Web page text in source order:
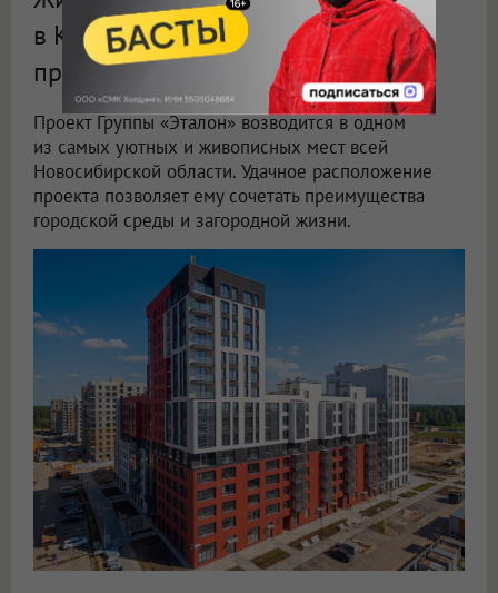
в Кольцово»: уникальные
преимущества проекта «Эталона»
Проект Группы «Эталон» возводится в одном
из самых уютных и живописных мест всей
Новосибирской области. Удачное расположение
проекта позволяет ему сочетать преимущества
городской среды и загородной жизни.